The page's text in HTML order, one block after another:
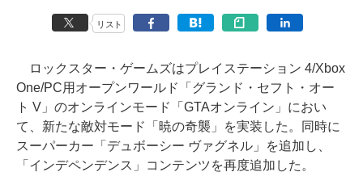
リスト
ロックスター・ゲームズはプレイステーション 4/Xbox
One/PC用オープンワールド「グランド・セフト・オー
ト V」のオンラインモード「GTAオンライン」におい
て、新たな敵対モード「暁の奇襲」を実装した。同時に
スーパーカー「デュボーシー ヴァグネル」を追加し、
「インデペンデンス」コンテンツを再度追加した。